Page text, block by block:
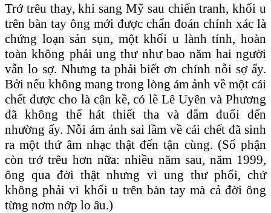
Trớ trêu thay, khi sang Mỹ sau chiến tranh, khối u
trên bàn tay ông mới được chẩn đoán chính xác là
chứng loạn sản sụn, một khối u lành tính, hoàn
toàn không phải ung thư như bao năm hai người
vẫn lo sợ. Nhưng ta phải biết ơn chính nỗi sợ ấy.
Bởi nếu không mang trong lòng ám ảnh về một cái
chết được cho là cận kề, có lẽ Lê Uyên và Phương
đã không thể hát thiết tha và đắm đuối đến
nhường ấy. Nỗi ám ảnh sai lầm về cái chết đã sinh
ra một thứ âm nhạc thật đến tận cùng. (Số phận
còn trớ trêu hơn nữa: nhiều năm sau, năm 1999,
ông qua đời thật nhưng vì ung thư phổi, chứ
không phải vì khối u trên bàn tay mà cả đời ông
từng nơm nớp lo âu.)